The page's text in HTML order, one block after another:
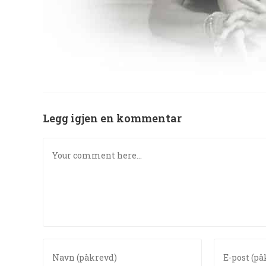
Legg igjen en kommentar
your
your